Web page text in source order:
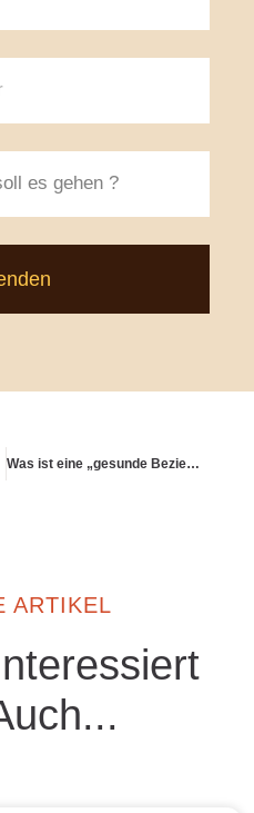
Was ist eine „gesunde Beziehung zum Geld“ im Alter?
ARTIKEL